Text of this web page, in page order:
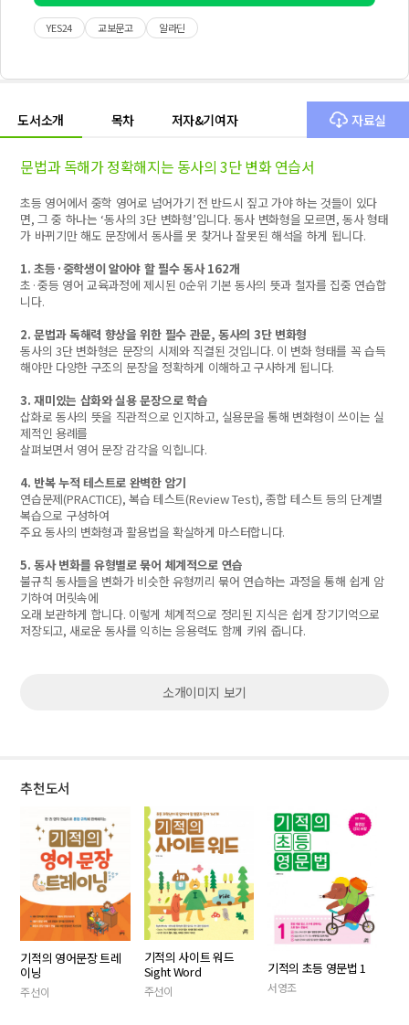
YES24 교보문고 알라딘
도서소개 목차 저자&기여자 자료실
문법과 독해가 정확해지는 동사의 3단 변화 연습서
초등 영어에서 중학 영어로 넘어가기 전 반드시 짚고 가야 하는 것들이 있다
면,그 중 하나는 ‘동사의3단 변화형’입니다. 동사 변화형을 모르면,동사 형태
가 바뀌기만 해도 문장에서 동사를 못 찾거나 잘못된 해석을 하게 됩니다.
1.초등 ·중학생이 알아야 할 필수 동사162개
초 ·중등 영어 교육과정에 제시된 0순위 기본 동사의 뜻과 철자를 집중 연습합
니다.
2.문법과 독해력 향상을 위한 필수 관문, 동사의 3단 변화형
동사의3단 변화형은 문장의 시제와 직결된 것입니다. 이 변화 형태를 꼭 습득
해야만 다양한 구조의 문장을 정확하게 이해하고 구사하게 됩니다.
3.재미있는 삽화와 실용 문장으로 학습
삽화로 동사의 뜻을 직관적으로 인지하고, 실용문을 통해 변화형이 쓰이는 실
제적인 용례를
살펴보면서 영어 문장 감각을 익힙니다.
4. 반복 누적 테스트로 완벽한 암기
연습문제(PRACTICE),복습 테스트(Review Test),종합 테스트 등의 단계별
복습으로 구성하여
주요 동사의 변화형과 활용법을 확실하게 마스터합니다.
5.동사 변화를 유형별로 묶어 체계적으로 연습
불규칙 동사들을 변화가 비슷한 유형끼리 묶어 연습하는 과정을 통해 쉽게 암
기하여 머릿속에
오래 보관하게 합니다. 이렇게 체계적으로 정리된 지식은 쉽게 장기기억으로
저장되고,새로운 동사를 익히는 응용력도 함께 키워 줍니다.
소개이미지 보기
추천도서
기적의 영어문장 트레
이닝
주선이
기적의 사이트 워드
Sight Word
주선이
기적의 초등 영문법 1
서영조